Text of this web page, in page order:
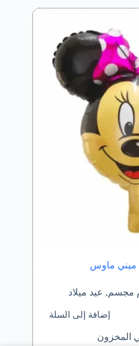
ميني ماوس
مجسم, عيد ميلاد
إضافة إلى السلة